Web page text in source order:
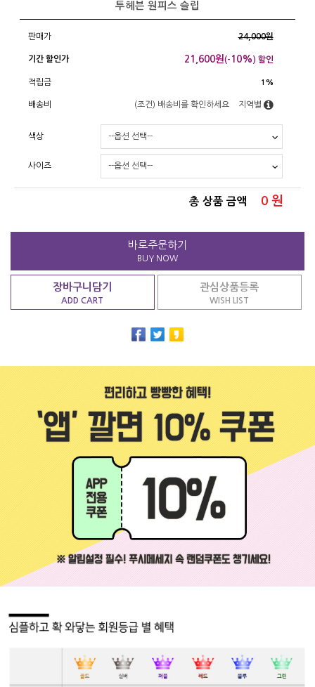
투헤븐 원피스 슬립
판매가 24,000원
기간 할인가 21,600원(- 10%) 할인
적립금 1%
배송비 (조건) 배송비를 확인하세요 지역별
색상
사이즈
총 상품 금액 0 원
바로주문하기
BUY NOW
장바구니담기
ADD CART
관심상품등록
WISH LIST